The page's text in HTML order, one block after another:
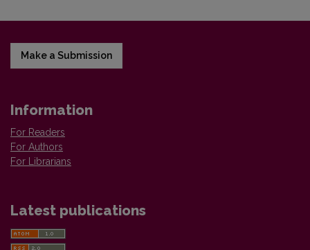
Make a Submission
Information
For Readers
For Authors
For Librarians
Latest publications